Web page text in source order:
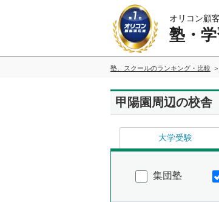
オリコン顧
塾・
塾、スクールのランキング・比較
甲陽園周辺の校舎
大学受験
集団塾